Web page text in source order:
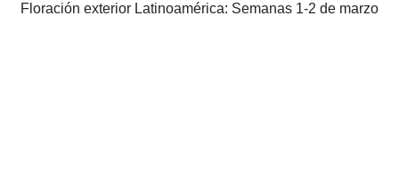
Floración exterior Latinoamérica: Semanas 1-2 de marzo